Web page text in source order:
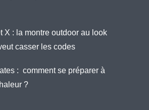
X : la montre outdoor au look
casser les codes
: comment se préparer à
?